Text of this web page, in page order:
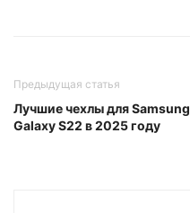
Предыдущая статья
Лучшие чехлы для Samsung
Galaxy S22 в 2025 году